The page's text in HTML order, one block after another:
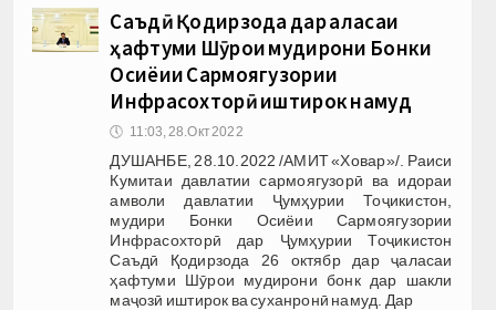
Саъдӣ Қодирзода дар ҷаласаи
ҳафтуми Шӯрои мудирони Бонки
Осиёии Сармоягузории
Инфрасохторӣ иштирок намуд
🕔 11:03, 28.Окт 2022
ДУШАНБЕ, 28.10.2022 /АМИТ «Ховар»/. Раиси
Кумитаи давлатии сармоягузорӣ ва идораи
амволи давлатии Ҷумҳурии Тоҷикистон,
мудири Бонки Осиёии Сармоягузории
Инфрасохторӣ дар Ҷумҳурии Тоҷикистон
Саъдӣ Қодирзода 26 октябр дар ҷаласаи
ҳафтуми Шӯрои мудирони бонк дар шакли
маҷозӣ иштирок ва суханронӣ намуд. Дар